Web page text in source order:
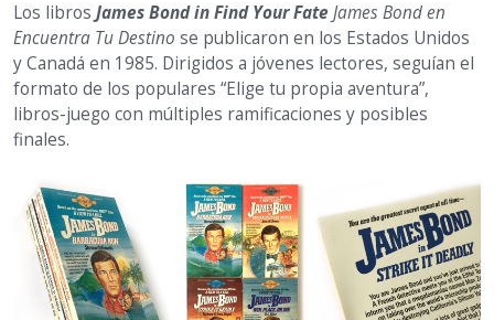
Los librosJames Bond in Find Your FateJames Bond en
Encuentra Tu Destino se publicaron en los Estados Unidos
y Canadá en 1985. Dirigidos a jóvenes lectores, seguían el
formato de los populares “Elige tu propia aventura”,
libros-juego con múltiples ramificaciones y posibles
finales.